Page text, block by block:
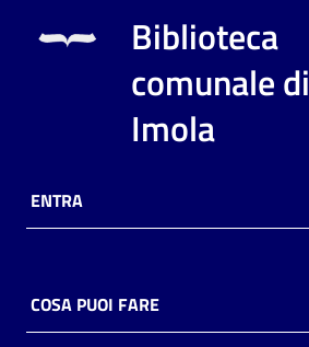
Biblioteca
comunale di
Imola
ENTRA
COSA PUOI FARE